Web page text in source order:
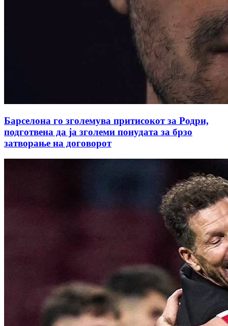
Барселона го зголемува притисокот за Родри,
подготвена да ја зголеми понудата за брзо
затворање на договорот